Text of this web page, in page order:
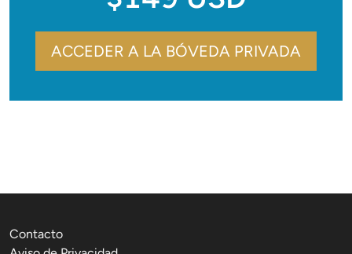
ACCEDER A LA BÓVEDA PRIVADA
Contacto